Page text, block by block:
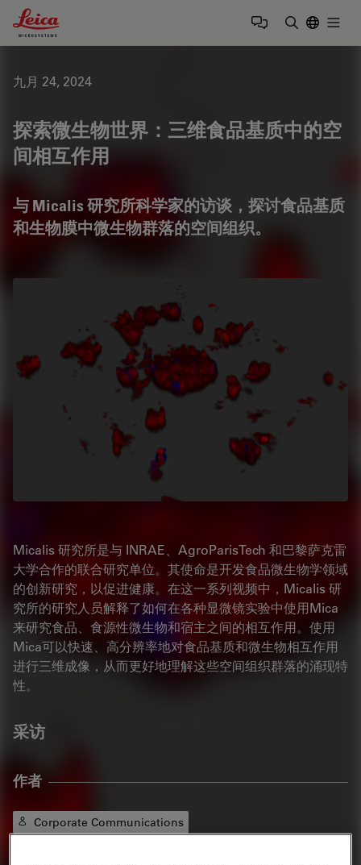
Leica Microsystems Logo
九月 24, 2024
探索微生物世界：三维食品基质中的空
间相互作用
与 Micalis 研究所科学家的访谈，探讨食品基质
和生物膜中微生物群落的空间组织。
Micalis 研究所是与 INRAE、AgroParisTech 和巴黎萨克雷
大学合作的联合研究单位。其使命是开发食品微生物学领域
的创新研究，以促进健康。在这一系列视频中，Micalis 研
究所的研究人员解释了如何在各种显微镜实验中使用Mica
来研究食品、食源性微生物和宿主之间的相互作用。使用
Mica可以快速、高分辨率地对食品基质和微生物相互作用
进行三维成像，从而更好地理解这些空间组织群落的涌现特
性。
采访
作者
Corporate Communications